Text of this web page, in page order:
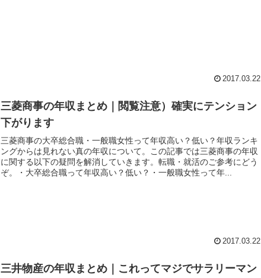
2017.03.22
三菱商事の年収まとめ｜閲覧注意）確実にテンション
下がります
三菱商事の大卒総合職・一般職女性って年収高い？低い？年収ランキ
ングからは見れない真の年収について。この記事では三菱商事の年収
に関する以下の疑問を解消していきます。転職・就活のご参考にどう
ぞ。・大卒総合職って年収高い？低い？・一般職女性って年...
2017.03.22
三井物産の年収まとめ｜これってマジでサラリーマン